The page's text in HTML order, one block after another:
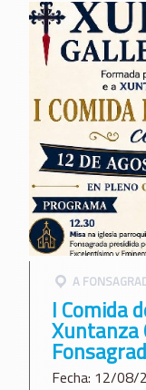
A
I Comida
Xuntanza
Fecha: 12/08/